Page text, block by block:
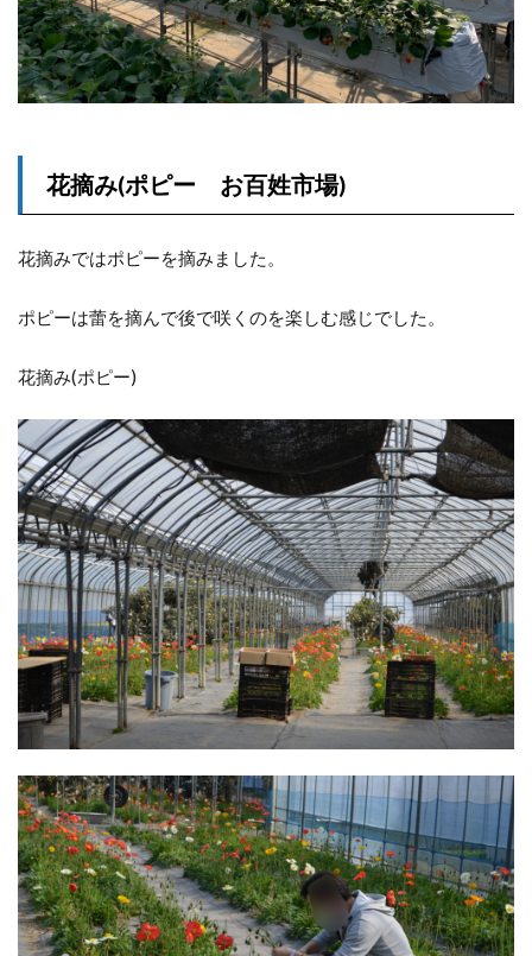
花摘み(ポピー お百姓市場)
花摘みではポピーを摘みました。
ポピーは蕾を摘んで後で咲くのを楽しむ感じでした。
花摘み(ポピー)